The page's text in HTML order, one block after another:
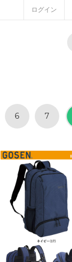
ログイン
6 7